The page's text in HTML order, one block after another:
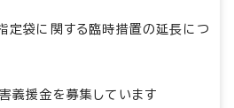
定袋に関する臨時措置の延長につ
義援金を募集しています